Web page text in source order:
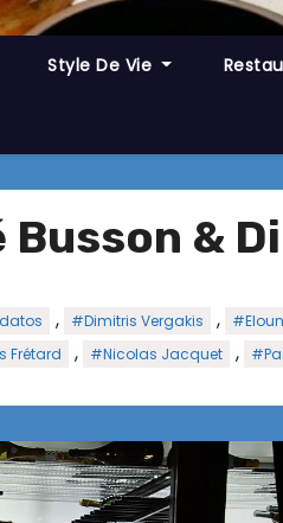
Style De Vie
Busson &
, #Dimitris Vergakis ,
Frétard , #Nicolas Jacquet ,